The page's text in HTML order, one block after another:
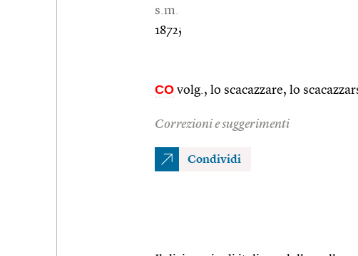
s.m.
1872;
CO volg., lo scacazzare, lo
Correzioni e suggerimenti
Condividi